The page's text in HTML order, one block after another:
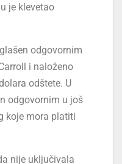
je klevetao
odgovornim
i naloženo
odštete. U
odgovornim u još
koje mora platiti
nije uključivala